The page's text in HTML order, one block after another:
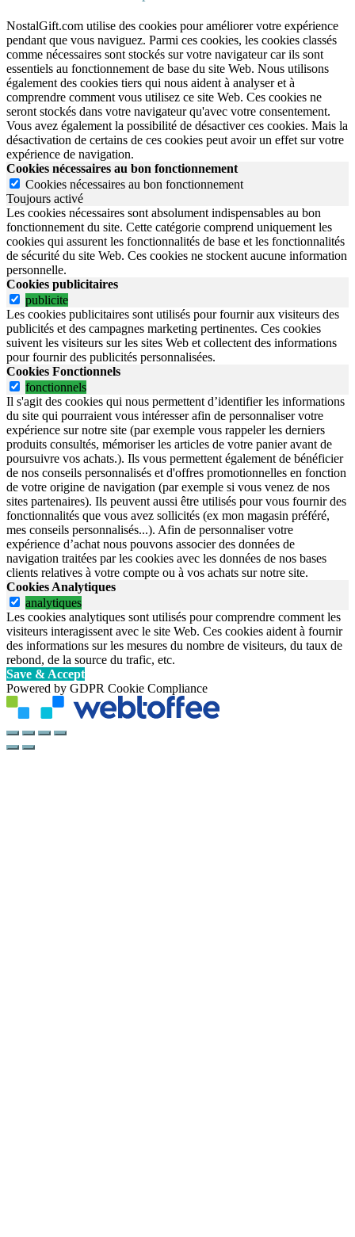
NostalGift.com utilise des cookies pour améliorer votre expérience
pendant que vous naviguez. Parmi ces cookies, les cookies classés
comme nécessaires sont stockés sur votre navigateur car ils sont
essentiels au fonctionnement de base du site Web. Nous utilisons
également des cookies tiers qui nous aident à analyser et à
comprendre comment vous utilisez ce site Web. Ces cookies ne
seront stockés dans votre navigateur qu'avec votre consentement.
Vous avez également la possibilité de désactiver ces cookies. Mais la
désactivation de certains de ces cookies peut avoir un effet sur votre
expérience de navigation.
Cookies nécessaires au bon fonctionnement
Cookies nécessaires au bon fonctionnement
Toujours activé
Les cookies nécessaires sont absolument indispensables au bon
fonctionnement du site. Cette catégorie comprend uniquement les
cookies qui assurent les fonctionnalités de base et les fonctionnalités
de sécurité du site Web. Ces cookies ne stockent aucune information
personnelle.
Cookies publicitaires
publicite
Les cookies publicitaires sont utilisés pour fournir aux visiteurs des
publicités et des campagnes marketing pertinentes. Ces cookies
suivent les visiteurs sur les sites Web et collectent des informations
pour fournir des publicités personnalisées.
Cookies Fonctionnels
fonctionnels
Il s'agit des cookies qui nous permettent d’identifier les informations
du site qui pourraient vous intéresser afin de personnaliser votre
expérience sur notre site (par exemple vous rappeler les derniers
produits consultés, mémoriser les articles de votre panier avant de
poursuivre vos achats.). Ils vous permettent également de bénéficier
de nos conseils personnalisés et d'offres promotionnelles en fonction
de votre origine de navigation (par exemple si vous venez de nos
sites partenaires). Ils peuvent aussi être utilisés pour vous fournir des
fonctionnalités que vous avez sollicités (ex mon magasin préféré,
mes conseils personnalisés...). Afin de personnaliser votre
expérience d’achat nous pouvons associer des données de
navigation traitées par les cookies avec les données de nos bases
clients relatives à votre compte ou à vos achats sur notre site.
Cookies Analytiques
analytiques
Les cookies analytiques sont utilisés pour comprendre comment les
visiteurs interagissent avec le site Web. Ces cookies aident à fournir
des informations sur les mesures du nombre de visiteurs, du taux de
rebond, de la source du trafic, etc.
Save & Accept
Powered by GDPR Cookie Compliance